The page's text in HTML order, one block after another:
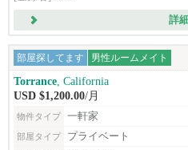
詳細
部屋探してます 男性ルームメイト
Torrance , California
USD $1,200.00/月
物件タイプ 一軒家
部屋タイプ プライベート